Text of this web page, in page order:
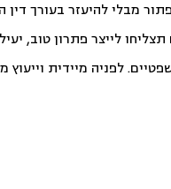
מבלי להיעזר בעורך
לייצר פתרון טוב,
לפניה מיידית וייעוץ